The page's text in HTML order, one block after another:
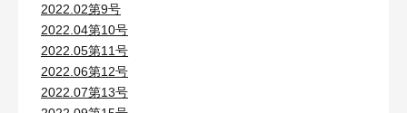
2022.02第9号
2022.04第10号
2022.05第11号
2022.06第12号
2022.07第13号